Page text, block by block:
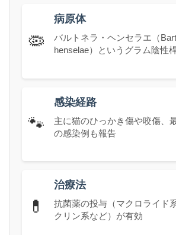
🦠
病原体
バルトネラ・ヘンセラエ（
henselae）というグラム陰性
🐾
感染経路
主に猫のひっかき傷や咬傷、
の感染例も報告
💊
治療法
抗菌薬の投与（マクロライド
クリン系など）が有効